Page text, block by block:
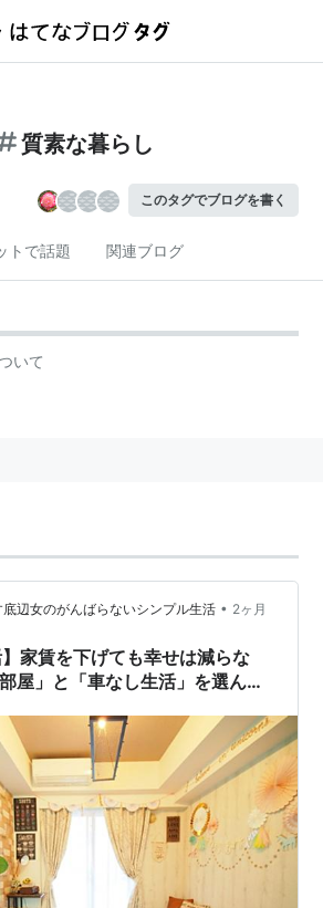
質素な暮らし
このタグでブログを書く
トで話題 関連ブログ
いて
底辺女のがんばらないシンプル生活 • 2ヶ月
】家賃を下げても幸せは減らな
屋」と「車なし生活」を選んだ